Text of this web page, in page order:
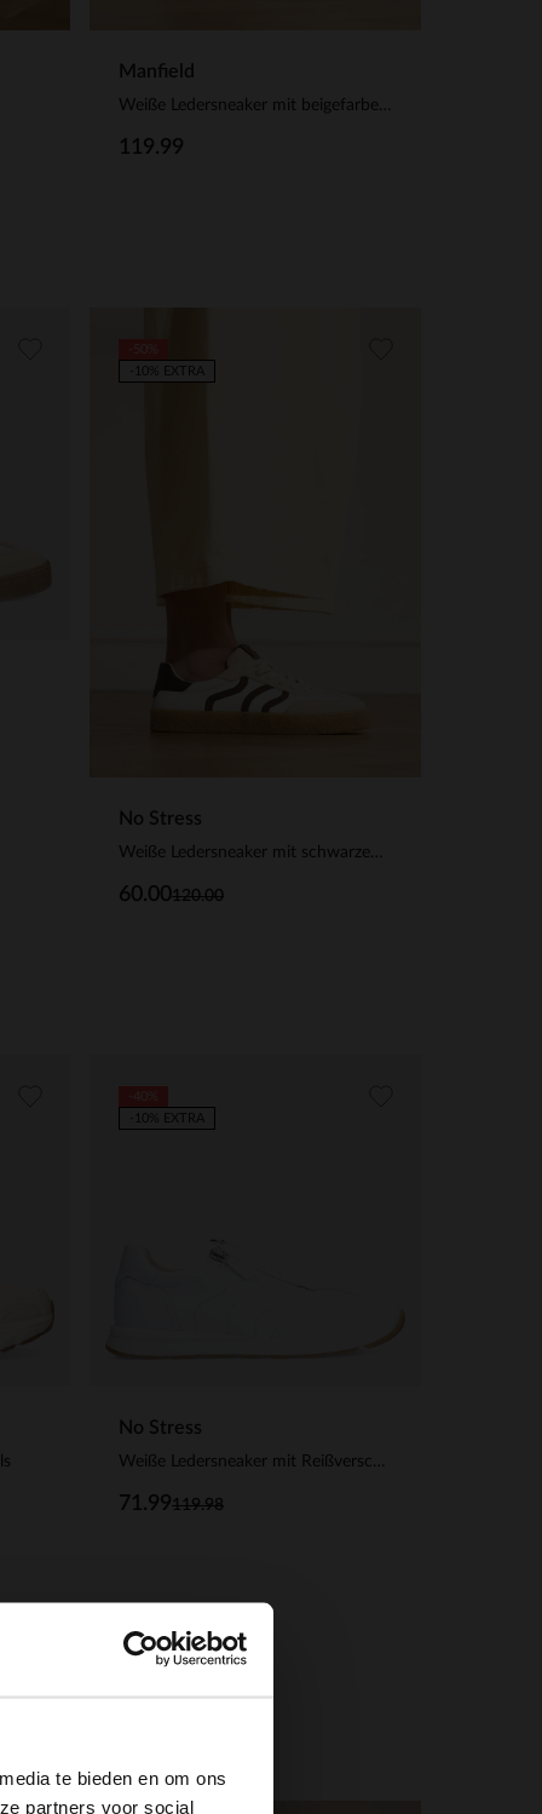
te bieden en om ons
partners voor social
Manfield
119.99
No Stress
120.00
60.00
-10% EXTRA
No Stress
119.98
71.99
-10% EXTRA